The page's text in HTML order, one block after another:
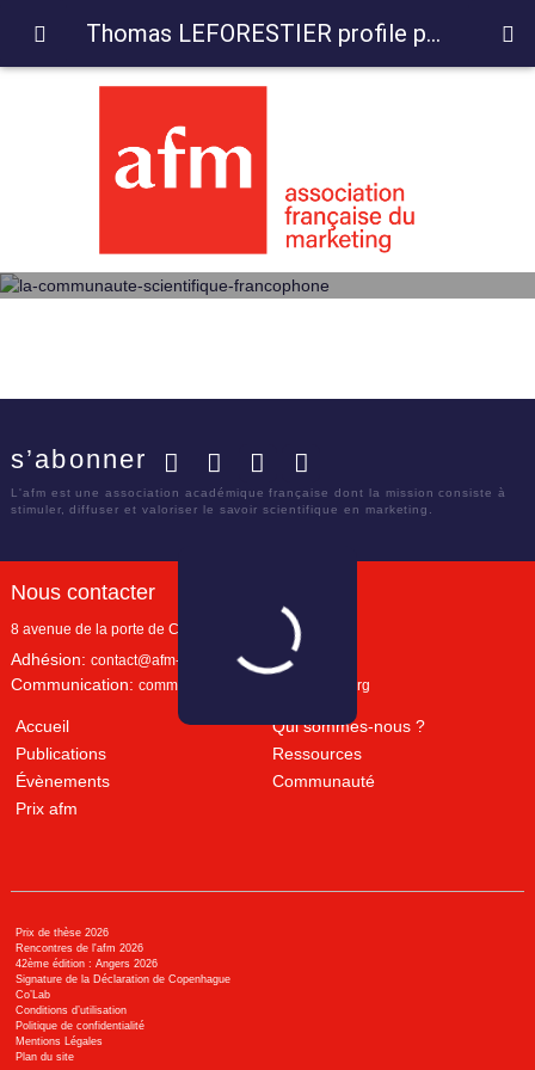
s’abonner
L'afm est une association académique française dont la mission consiste à
stimuler, diffuser et valoriser le savoir scientifique en marketing.
Nous contacter
8 avenue de la porte de Champerret 75017
Adhésion: contact@afm-marketing.org
Communication: communication@afm-marketing.org
Accueil
Qui sommes-nous ?
Publications
Ressources
Évènements
Communauté
Prix afm
Prix de thèse 2026
Rencontres de l'afm 2026
42ème édition : Angers 2026
Signature de la Déclaration de Copenhague
Co’Lab
Conditions d’utilisation
Politique de confidentialité
Mentions Légales
Plan du site
Thomas LEFORESTIER profile page